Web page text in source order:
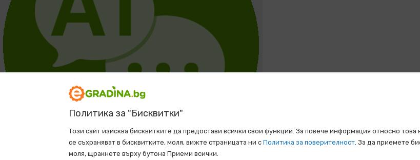
Политика за "Бисквитки"
Този сайт изисква бисквитките да предостави всички свои функции. За повече информация относно това
се съхраняват в бисквитките, моля, вижте страницата ни сПолитика за поверителност. За да приемете
моля, щракнете върху бутона Приеми всички.